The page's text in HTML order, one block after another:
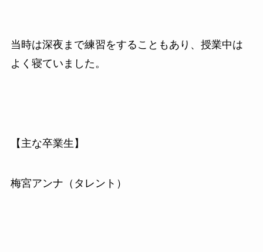
当時は深夜まで練習をすることもあり、授業中は
よく寝ていました。
【主な卒業生】
梅宮アンナ（タレント）